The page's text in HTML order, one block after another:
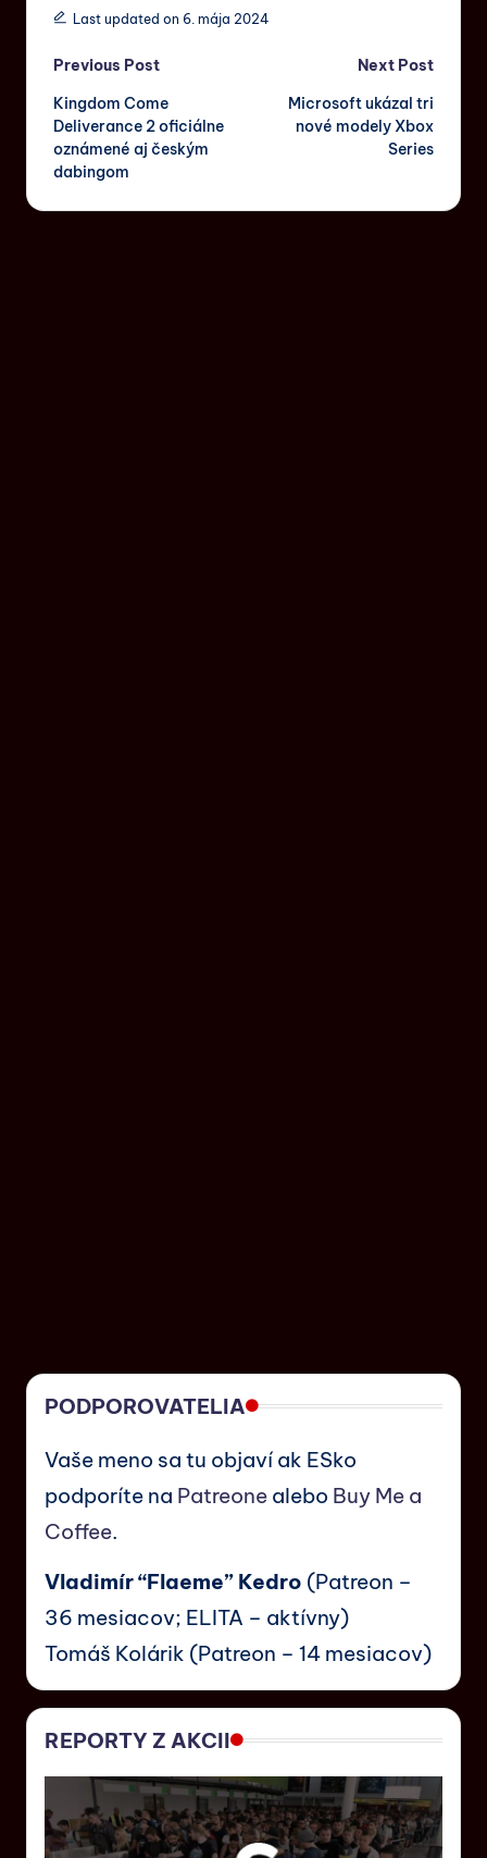
Last updated on 6. mája 2024
Previous Post
Kingdom Come
Deliverance 2 oficiálne
oznámené aj českým
dabingom
Next Post
Microsoft ukázal tri
nové modely Xbox
Series
PODPOROVATELIA
Vaše meno sa tu objaví ak ESko
podporíte na Patreone alebo Buy Me a
Coffee.
Vladimír “Flaeme” Kedro (Patreon –
36 mesiacov; ELITA – aktívny)
Tomáš Kolárik (Patreon – 14 mesiacov)
REPORTY Z AKCII